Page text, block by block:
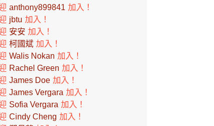
anthony899841 加入！
jbtu 加入！
安安 加入！
柯國斌 加入！
Walis Nokan 加入！
Rachel Green 加入！
James Doe 加入！
James Vergara 加入！
Sofia Vergara 加入！
Cindy Cheng 加入！